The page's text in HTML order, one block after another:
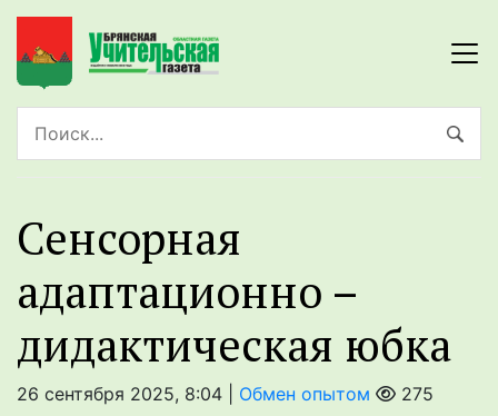
Сенсорная
адаптационно –
дидактическая юбка
26 сентября 2025, 8:04 | Обмен опытом 275